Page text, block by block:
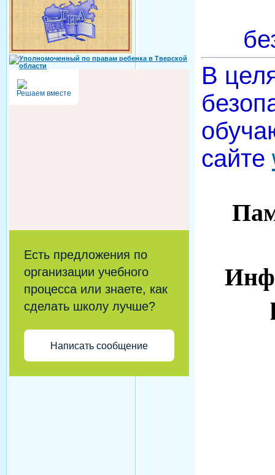
Решаем вместе
Есть предложения по
организации учебного
процесса или знаете, как
сделать школу лучше?
Написать сообщение
В
сайте